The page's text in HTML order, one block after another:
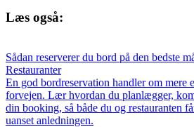
Læs også:
Sådan reserverer du bord på den bedste
Restauranter
En god bordreservation handler om mere
forvejen. Lær hvordan du planlægger,
din booking, så både du og restauranten
uanset anledningen.